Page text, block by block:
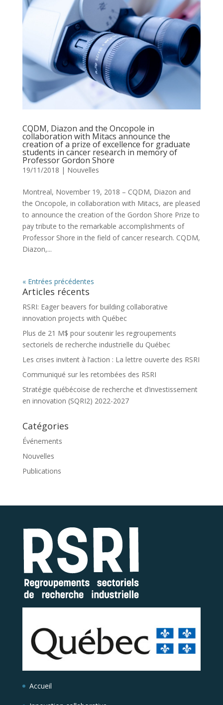
CQDM, Diazon and the Oncopole in
collaboration with Mitacs announce the
creation of a prize of excellence for graduate
students in cancer research in memory of
Professor Gordon Shore
19/11/2018 | Nouvelles
Montreal, November 19, 2018 – CQDM, Diazon and
the Oncopole, in collaboration with Mitacs, are pleased
to announce the creation of the Gordon Shore Prize to
pay tribute to the remarkable accomplishments of
Professor Shore in the field of cancer research. CQDM,
Diazon,...
« Entrées précédentes
Articles récents
RSRI: Eager beavers for building collaborative
innovation projects with Québec
Plus de 21 M$ pour soutenir les regroupements
sectoriels de recherche industrielle du Québec
Les crises invitent à l’action : La lettre ouverte des RSRI
Communiqué sur les retombées des RSRI
Stratégie québécoise de recherche et d’investissement
en innovation (SQRI2) 2022-2027
Catégories
Événements
Nouvelles
Publications
Accueil